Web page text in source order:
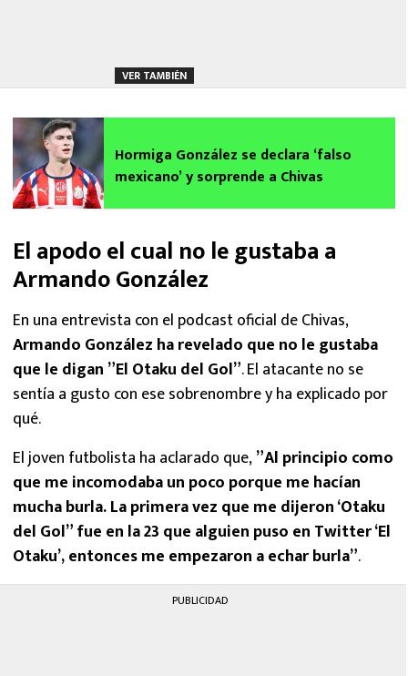
VER TAMBIÉN
Hormiga González se declara ‘falso
mexicano’ y sorprende a Chivas
El apodo el cual no le gustaba a
Armando González
En una entrevista con el podcast oficial de Chivas,
Armando González ha revelado que no le gustaba
que le digan ”El Otaku del Gol”. El atacante no se
sentía a gusto con ese sobrenombre y ha explicado por
qué.
El joven futbolista ha aclarado que,”Al principio como
que me incomodaba un poco porque me hacían
mucha burla. La primera vez que me dijeron ‘Otaku
del Gol” fue en la 23 que alguien puso en Twitter ‘El
Otaku’, entonces me empezaron a echar burla”.
PUBLICIDAD